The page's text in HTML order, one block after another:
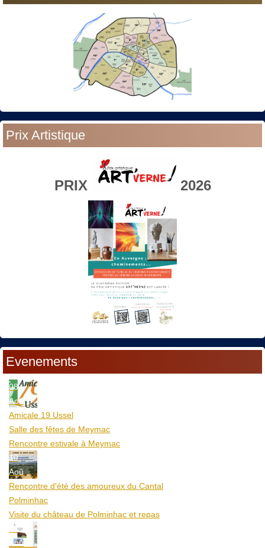
Prix Artistique
PRIX 2026
Evenements
08
Aoû
Amicale 19 Ussel
Salle des fêtes de Meymac
Rencontre estivale à Meymac
10
Aoû
Rencontre d'été des amoureux du Cantal
Polminhac
Visite du château de Polminhac et repas
12
Aoû